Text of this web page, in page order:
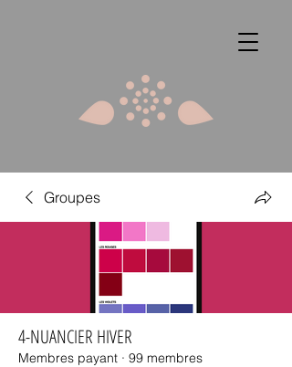
Groupes
4-NUANCIER HIVER
Membres payant · 99 membres